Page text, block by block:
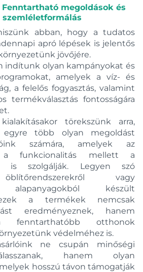
megoldások és
abban, hogy a tudatos
apró lépések is jelentős
jövőjére.
indítunk olyan kampányokat és
amelyek a víz- és
a felelős fogyasztás, valamint
termékválasztás fontosságára
törekszünk arra,
több olyan megoldást
számára, amelyek az
funkcionalitás mellett a
is szolgálják. Legyen szó
vagy
alapanyagokból készült
a termékek nemcsak
eredményeznek, hanem
fenntarthatóbb otthonok
védelméhez is.
ne csupán minőségi
hanem olyan
hosszú távon támogatják